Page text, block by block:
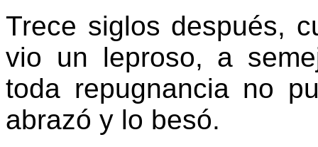
Trece siglos después,
vio un leproso, a
toda repugnancia no
abrazó y lo besó.